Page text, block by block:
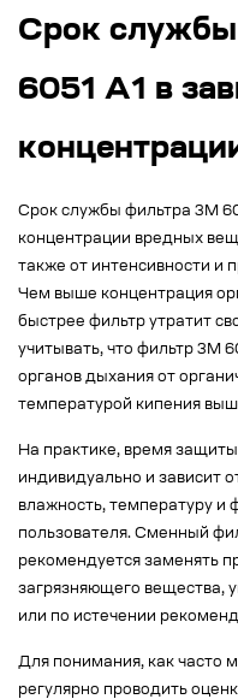
Срок
6051 A1 в
Срок службы фильтра 3М
концентрации вредных
также от интенсивности и
Чем выше концентрация
быстрее фильтр утратит
учитывать, что фильтр 3M
органов дыхания от
температурой кипения
На практике, время
индивидуально и зависит
влажность, температуру и
пользователя. Сменный
рекомендуется заменять
загрязняющего вещества,
или по истечении
Для понимания, как часто
регулярно проводить